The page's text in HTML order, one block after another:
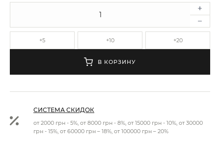
+5 +10 +20
В КОРЗИНУ
СИСТЕМА СКИДОК
от 2000 грн - 5%, от 8000 грн - 8%, от 15000 грн - 10%, от 30000
грн - 15%, от 60000 грн – 18%, от 100000 грн – 20%